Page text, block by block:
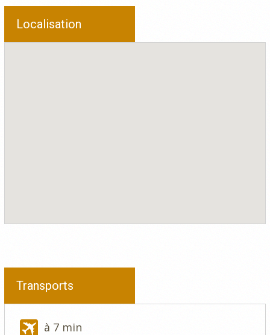
Localisation
Transports
à 7 min